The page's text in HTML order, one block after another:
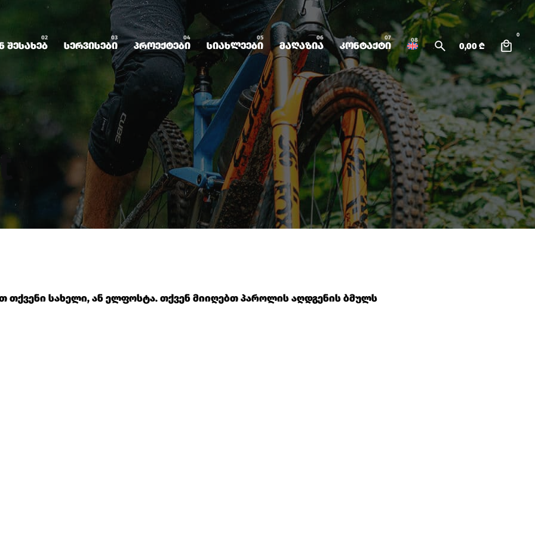
შესახებ სერვისები პროექტები სიახლეები მაღაზია კონტაქტი 0,00₾
0
თქვენი სახელი, ან ელფოსტა. თქვენ მიიღებთ პაროლის აღდგენის ბმულს